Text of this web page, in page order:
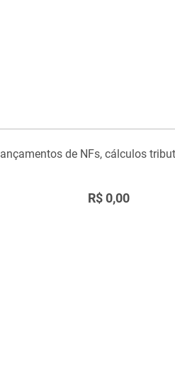
de NFs, cálculos
R$ 0,00